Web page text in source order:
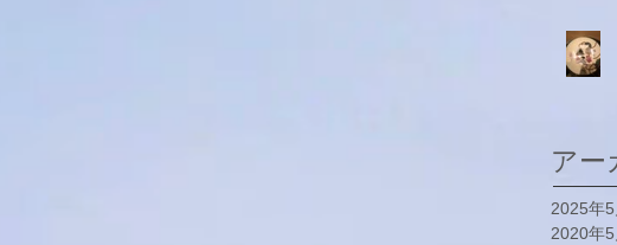
アー
2025年5
2020年5